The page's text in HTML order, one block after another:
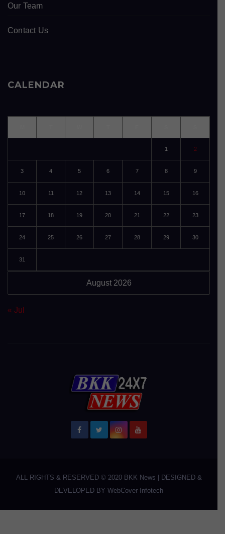
Our Team
Contact Us
CALENDAR
August 2026
1 2
3 4 5 6 7 8 9
10 11 12 13 14 15 16
17 18 19 20 21 22 23
24 25 26 27 28 29 30
31
« Jul
ALL RIGHTS & RESERVED © 2020 BKK News
DESIGNED &
DEVELOPED BY WebCover Infotech